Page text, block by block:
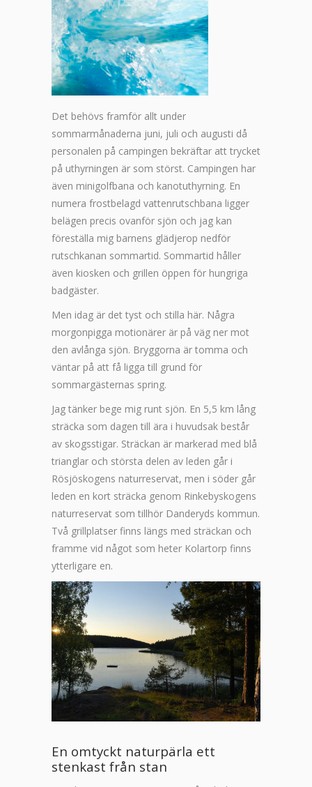
Det behövs framför allt under
sommarmånaderna juni, juli och augusti då
personalen på campingen bekräftar att trycket
på uthyrningen är som störst. Campingen har
även minigolfbana och kanotuthyrning. En
numera frostbelagd vattenrutschbana ligger
belägen precis ovanför sjön och jag kan
föreställa mig barnens glädjerop nedför
rutschkanan sommartid. Sommartid håller
även kiosken och grillen öppen för hungriga
badgäster.
Men idag är det tyst och stilla här. Några
morgonpigga motionärer är på väg ner mot
den avlånga sjön. Bryggorna är tomma och
väntar på att få ligga till grund för
sommargästernas spring.
Jag tänker bege mig runt sjön. En 5,5 km lång
sträcka som dagen till ära i huvudsak består
av skogsstigar. Sträckan är markerad med blå
trianglar och största delen av leden går i
Rösjöskogens naturreservat, men i söder går
leden en kort sträcka genom Rinkebyskogens
naturreservat som tillhör Danderyds kommun.
Två grillplatser finns längs med sträckan och
framme vid något som heter Kolartorp finns
ytterligare en.
En omtyckt naturpärla ett
stenkast från stan